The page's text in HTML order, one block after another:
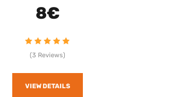
8€
(3 Reviews)
VIEW DETAILS